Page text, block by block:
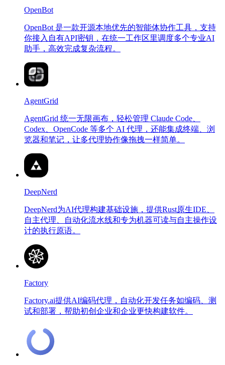
OpenBot
OpenBot 是一款开源本地优先的智能体协作工具，支持
你接入自有API密钥，在统一工作区里调度多个专业AI
助手，高效完成复杂流程。
AgentGrid
AgentGrid 统一无限画布，轻松管理 Claude Code、
Codex、OpenCode 等多个 AI 代理，还能集成终端、浏
览器和笔记，让多代理协作像拖拽一样简单。
DeepNerd
DeepNerd为AI代理构建基础设施，提供Rust原生IDE、
自主代理、自动化流水线和专为机器可读与自主操作设
计的执行原语。
Factory
Factory.ai提供AI编码代理，自动化开发任务如编码、测
试和部署，帮助初创企业和企业更快构建软件。